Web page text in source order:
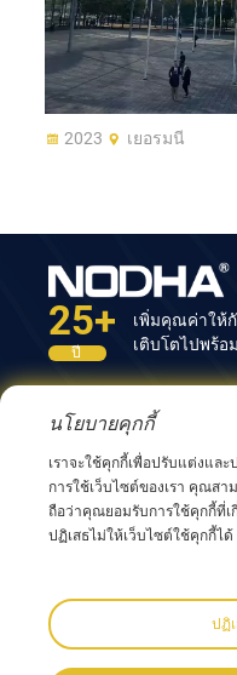
2023 เยอรมนี
25+
ปี
เพิ่มคุณค่าให้
เติบโตไปพร้อ
ติดต่อเรา
อาคารที่ 12 เลขที่ 9 ถน
มณฑลเจียงซู ประเทศ
0086 510 8580 8562
sales@nodha.com
นโยบายคุกกี้
เราจะใช้คุกกี้เพื่อปรับแต่งแล
การใช้เว็บไซต์ของเรา คุณส
ถือว่าคุณยอมรับการใช้คุกกี้ที่
ปฏิเสธไม่ให้เว็บไซต์ใช้คุกกี้ได้
ปฏิ